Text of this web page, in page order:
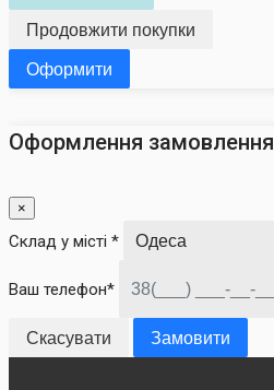
Продовжити покупки
Оформити
Оформлення замовлення
×
Склад у місті *
Ваш телефон*
Скасувати Замовити